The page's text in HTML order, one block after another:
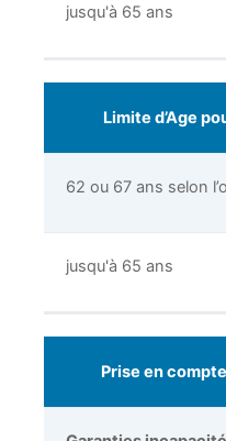
jusqu'à 65 ans
Limite d’Age
62 ou 67 ans selon
jusqu'à 65 ans
Prise en